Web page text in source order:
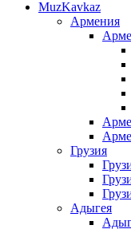
MuzKavkaz
Армения
Грузия
Адыгея